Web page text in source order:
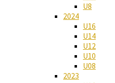
U8
2024
U16
U14
U12
U10
U08
2023